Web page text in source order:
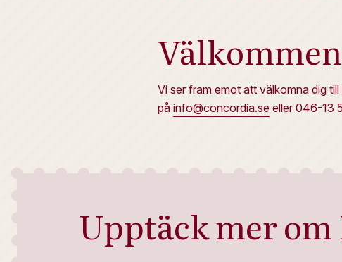
Vi ser fram emot att välkomna dig
på info@concordia.se eller 046-13
Upptäck mer